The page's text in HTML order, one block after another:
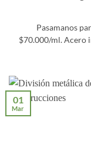
Pasamanos
$70.000/ml. Acero
01
Mar